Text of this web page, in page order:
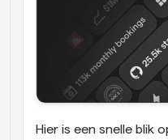
Hier is een snelle blik